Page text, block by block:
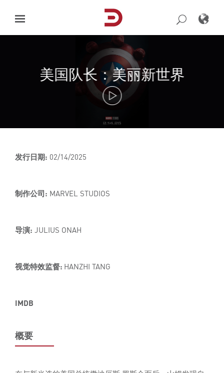
content
美国队长：美丽新世界
发行日期: 02/14/2025
制作公司: MARVEL STUDIOS
导演: JULIUS ONAH
视觉特效监督: HANZHI TANG
IMDB
概要